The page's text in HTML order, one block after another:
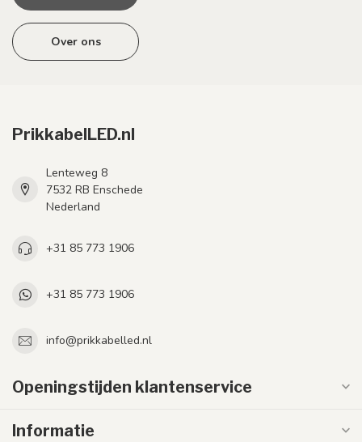
Over ons
PrikkabelLED.nl
Lenteweg 8
7532 RB Enschede
Nederland
+31 85 773 1906
+31 85 773 1906
info@prikkabelled.nl
Openingstijden klantenservice
Informatie